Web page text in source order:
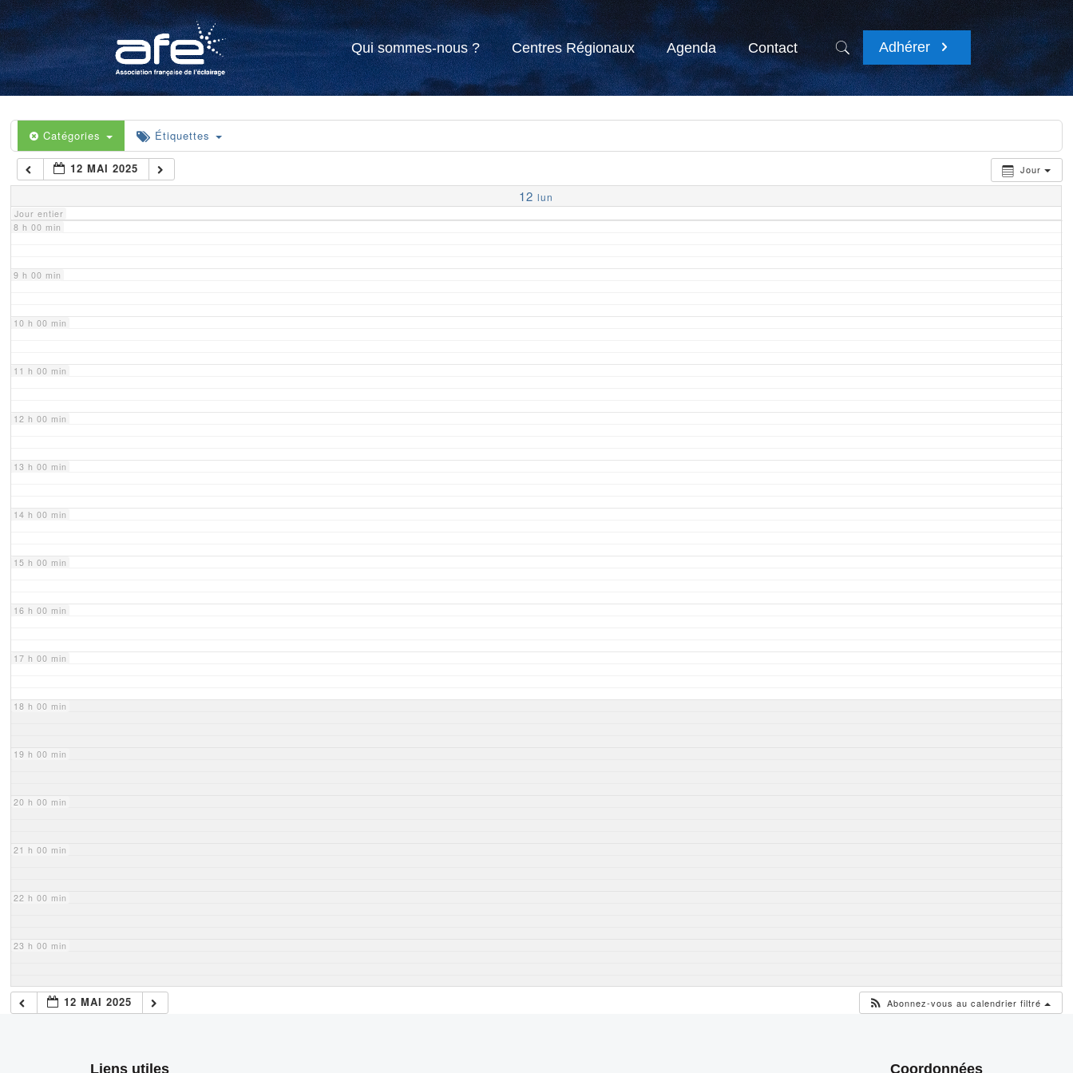
Qui sommes-nous ? Centres Régionaux Agenda Contact Adhérer
Catégories Étiquettes
Jour
12 MAI 2025
12 lun
Jour entier
4 h 00 min
5 h 00 min
6 h 00 min
7 h 00 min
8 h 00 min
9 h 00 min
10 h 00 min
11 h 00 min
12 h 00 min
13 h 00 min
14 h 00 min
15 h 00 min
16 h 00 min
17 h 00 min
18 h 00 min
19 h 00 min
20 h 00 min
21 h 00 min
22 h 00 min
23 h 00 min
12 MAI 2025 Abonnez-vous au calendrier filtré
Liens utiles Coordonnées